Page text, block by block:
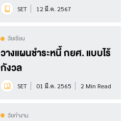
SET 12 มี.ค. 2567
วัยเรียน
วางแผนชำระหนี้ กยศ. แบบไร้
กังวล
SET 01 มี.ค. 2565 2 Min Read
วัยทำงาน